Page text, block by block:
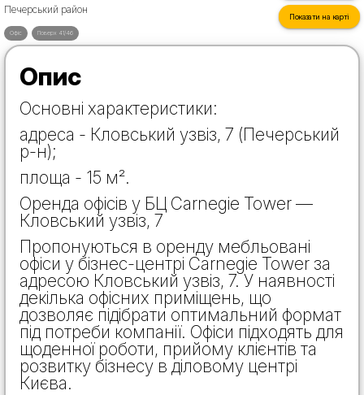
Печерський район
Показати на карті
Офіс Поверх 41/46
Опис
Основні характеристики:
адреса - Кловський узвіз, 7 (Печерський
р-н);
площа - 15 м².
Оренда офісів у БЦ Carnegie Tower —
Кловський узвіз, 7
Пропонуються в оренду мебльовані
офіси у бізнес-центрі Carnegie Tower за
адресою Кловський узвіз, 7. У наявності
декілька офісних приміщень, що
дозволяє підібрати оптимальний формат
під потреби компанії. Офіси підходять для
щоденної роботи, прийому клієнтів та
розвитку бізнесу в діловому центрі
Києва.